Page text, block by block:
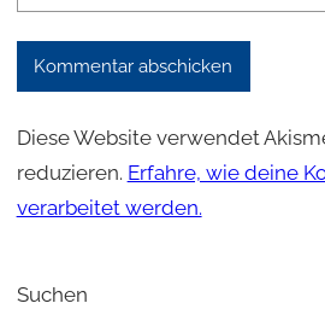
Diese Website verwendet
reduzieren. Erfahre, wie deine
verarbeitet werden.
Suchen